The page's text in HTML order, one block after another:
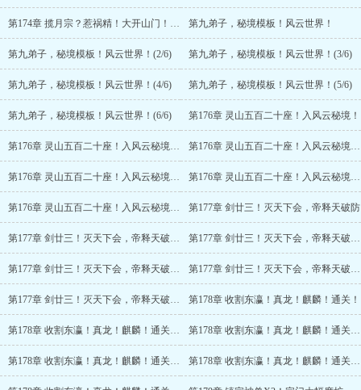
第174章 揽月宗？惹祸精！大开山门！(5/5) 第九弟子，秘境模板！风云世界！
第九弟子，秘境模板！风云世界！(2/6) 第九弟子，秘境模板！风云世界！(3/6)
第九弟子，秘境模板！风云世界！(4/6) 第九弟子，秘境模板！风云世界！(5/6)
第九弟子，秘境模板！风云世界！(6/6) 第176章 灵山五百二十座！入风云秘境！
第176章 灵山五百二十座！入风云秘境！(2/6) 第176章 灵山五百二十座！入风云秘境！(3/6)
第176章 灵山五百二十座！入风云秘境！(4/6) 第176章 灵山五百二十座！入风云秘境！(5/6)
第176章 灵山五百二十座！入风云秘境！(6/6) 第177章 剑廿三！灭天下会，帝释天破防
第177章 剑廿三！灭天下会，帝释天破防(2/6) 第177章 剑廿三！灭天下会，帝释天破防(3/6)
第177章 剑廿三！灭天下会，帝释天破防(4/6) 第177章 剑廿三！灭天下会，帝释天破防(5/6)
第177章 剑廿三！灭天下会，帝释天破防(6/6) 第178章 收割东瀛！真龙！麒麟！通关！
第178章 收割东瀛！真龙！麒麟！通关！(2/6) 第178章 收割东瀛！真龙！麒麟！通关！(3/6)
第178章 收割东瀛！真龙！麒麟！通关！(4/6) 第178章 收割东瀛！真龙！麒麟！通关！(5/6)